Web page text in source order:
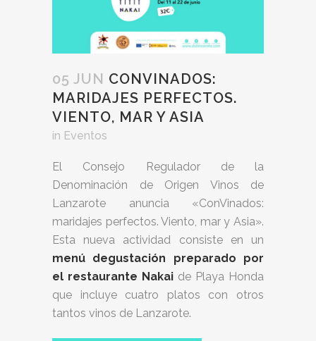
05 JUN CONVINADOS:
MARIDAJES PERFECTOS.
VIENTO, MAR Y ASIA
in Eventos
El Consejo Regulador de la
Denominación de Origen Vinos de
Lanzarote anuncia «ConVinados:
maridajes perfectos. Viento, mar y Asia».
Esta nueva actividad consiste en un
menú degustación preparado por
el restaurante Nakai de Playa Honda
que incluye cuatro platos con otros
tantos vinos de Lanzarote.